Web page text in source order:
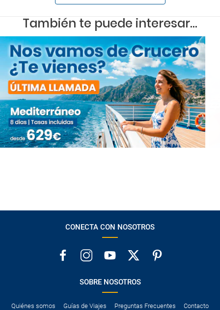
También te puede interesar...
CONECTA CON NOSOTROS
SOBRE NOSOTROS
Quiénes somos Guías de Viajes Preguntas Frecuentes Contacto